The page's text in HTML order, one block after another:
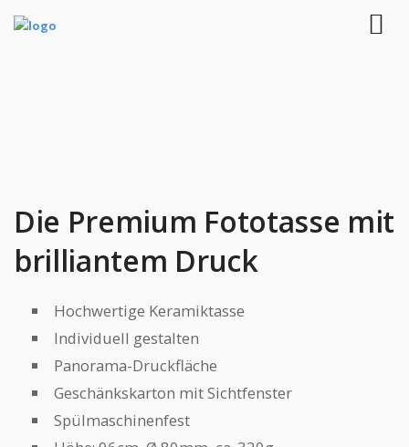
Die Premium Fototasse mit
brilliantem Druck
Hochwertige Keramiktasse
Individuell gestalten
Panorama-Druckfläche
Geschänkskarton mit Sichtfenster
Spülmaschinenfest